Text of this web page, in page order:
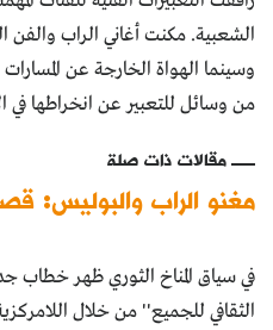
الشعبية. مكنت أغاني الراب
وسينما الهواة الخارجة عن
من وسائل للتعبير عن انخراطها في
مقالات ذات صلة
مغنو الراب والبوليس:
في سياق المناخ الثوري ظهر خطاب
الثقافي للجميع'' من خلال